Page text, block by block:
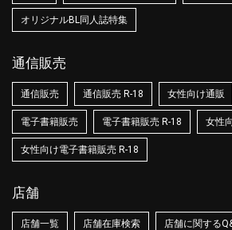
オリジナルBL同人誌特集
通信販売
通信販売 通信販売 R-18 女性向け通販
電子書籍販売 電子書籍販売 R-18 女性
女性向け電子書籍販売 R-18
店舗
店舗一覧 店舗在庫検索 店舗に関する